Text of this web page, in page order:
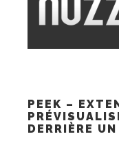
PEEK –
DERRIÈRE